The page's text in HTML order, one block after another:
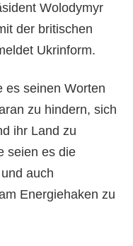
Wolodymyr
der britischen
Ukrinform.
es seinen Worten
zu hindern, sich
ihr Land zu
seien es die
auch
Energiehaken zu